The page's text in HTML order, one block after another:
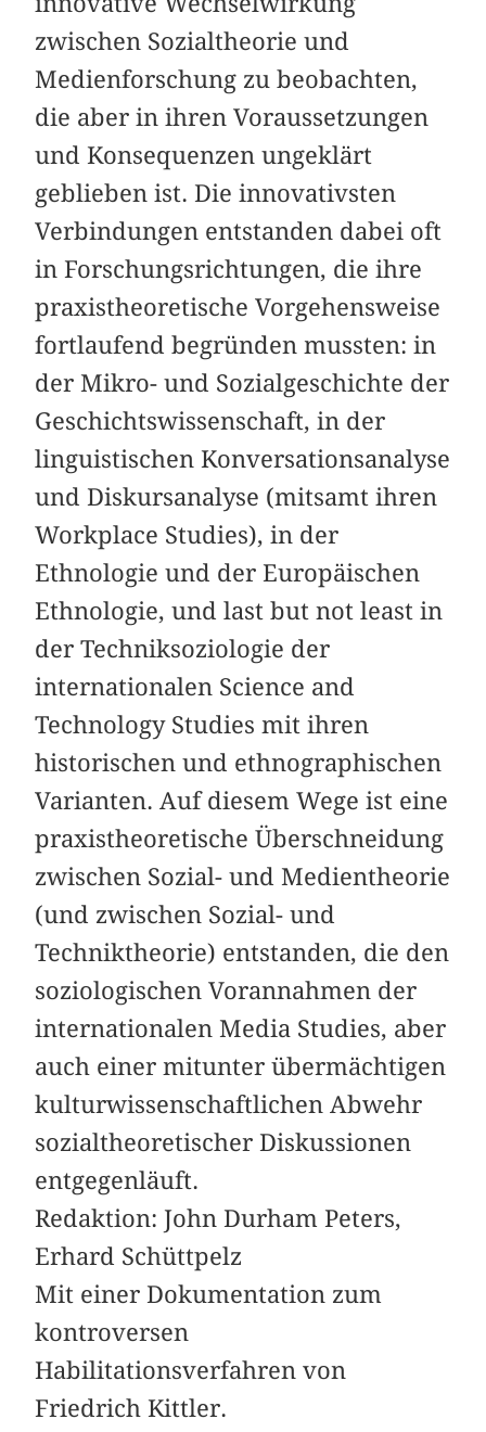
zwischen Sozialtheorie und
Medienforschung zu beobachten,
die aber in ihren Voraussetzungen
und Konsequenzen ungeklärt
geblieben ist. Die innovativsten
Verbindungen entstanden dabei oft
in Forschungsrichtungen, die ihre
praxistheoretische Vorgehensweise
fortlaufend begründen mussten: in
der Mikro- und Sozialgeschichte der
Geschichtswissenschaft, in der
linguistischen Konversationsanalyse
und Diskursanalyse (mitsamt ihren
Workplace Studies), in der
Ethnologie und der Europäischen
Ethnologie, und last but not least in
der Techniksoziologie der
internationalen Science and
Technology Studies mit ihren
historischen und ethnographischen
Varianten. Auf diesem Wege ist eine
praxistheoretische Überschneidung
zwischen Sozial- und Medientheorie
(und zwischen Sozial- und
Techniktheorie) entstanden, die den
soziologischen Vorannahmen der
internationalen Media Studies, aber
auch einer mitunter übermächtigen
kulturwissenschaftlichen Abwehr
sozialtheoretischer Diskussionen
entgegenläuft.
Redaktion: John Durham Peters,
Erhard Schüttpelz
Mit einer Dokumentation zum
kontroversen
Habilitationsverfahren von
Friedrich Kittler.